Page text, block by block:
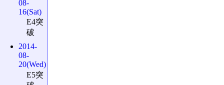
08-
16(Sat)
E4突
破
2014-
08-
20(Wed)
E5突